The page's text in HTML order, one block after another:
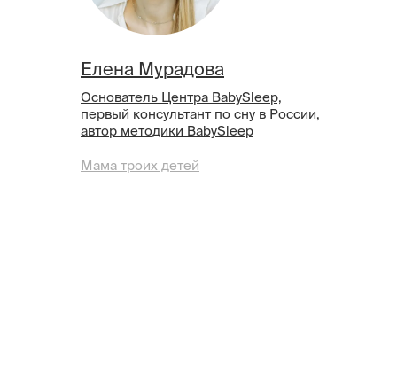
Елена Мурадова
Основатель Центра BabySleep,
первый консультант по сну в России,
автор методики BabySleep
Мама троих детей